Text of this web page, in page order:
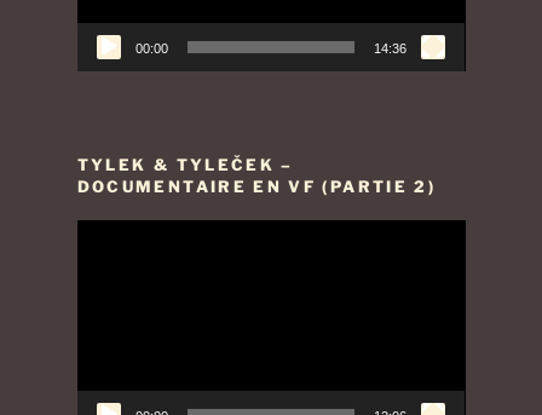
00:00 14:36
TYLEK & TYLEČEK –
DOCUMENTAIRE EN VF (PARTIE 2)